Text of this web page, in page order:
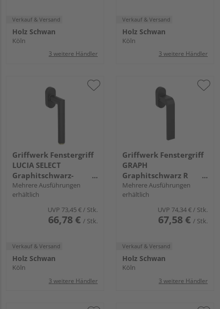
Verkauf & Versand
Holz Schwan
Köln
3 weitere Händler
Verkauf & Versand
Holz Schwan
Köln
3 weitere Händler
Griffwerk Fenstergriff
LUCIA SELECT
Graphitschwarz-
Messing R 7x42mm
Mehrere Ausführungen
erhältlich
UVP 73,45 €/ Stk.
66,78 € / Stk.
Verkauf & Versand
Holz Schwan
Köln
3 weitere Händler
Griffwerk Fenstergriff
GRAPH
Graphitschwarz R
7x42mm
Mehrere Ausführungen
erhältlich
UVP 74,34 €/ Stk.
67,58 € / Stk.
Verkauf & Versand
Holz Schwan
Köln
3 weitere Händler